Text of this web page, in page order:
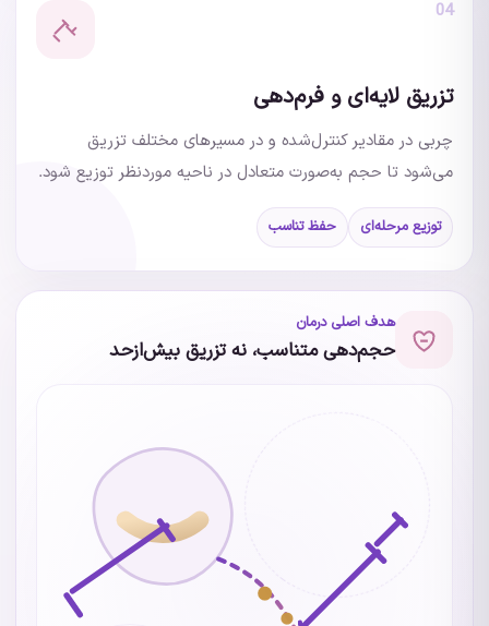
04
تزریق لایه‌ای و فرم‌دهی
چربی در مقادیر کنترل‌شده و در مسیرهای مختلف تزریق
می‌شود تا حجم به‌صورت متعادل در ناحیه موردنظر توزیع شود.
توزیع مرحله‌ای حفظ تناسب
هدف اصلی درمان
حجم‌دهی متناسب، نه تزریق بیش‌ازحد